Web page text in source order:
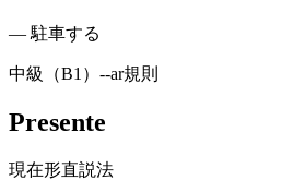
— 駐車する
中級（B1） --ar規則
Presente
現在形直説法